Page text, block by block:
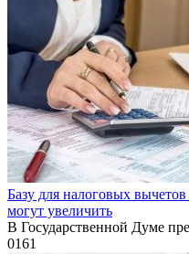
Базу для налоговых
могут увеличить
В Государственной Думе
0161